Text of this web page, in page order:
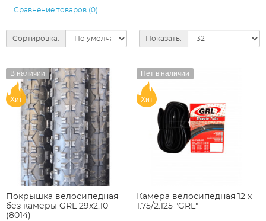
Сравнение товаров (0)
Сортировка: Показать:
Покрышка велосипедная
без камеры GRL 29x2.10
(8014)
В наличии
Хит
Камера велосипедная 12 х
1.75/2.125 "GRL"
Нет в наличии
Хит